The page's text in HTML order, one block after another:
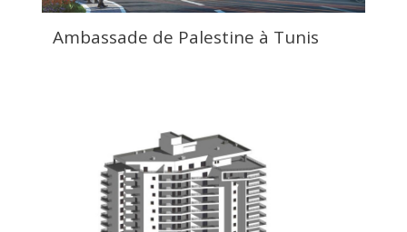
Ambassade de Palestine à Tunis